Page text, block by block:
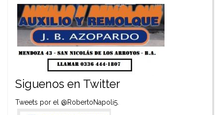
Siguenos en Twitter
Tweets por el @RobertoNapoli5.